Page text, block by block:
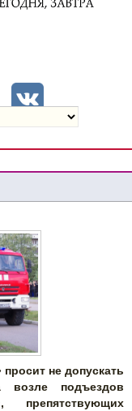
не допускать
возле подъездов
препятствующих